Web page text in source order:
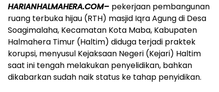
HARIANHALMAHERA.COM– pekerjaan pembangunan
ruang terbuka hijau (RTH) masjid Iqra Agung di Desa
Soagimalaha, Kecamatan Kota Maba, Kabupaten
Halmahera Timur (Haltim) diduga terjadi praktek
korupsi, menyusul Kejaksaan Negeri (Kejari) Haltim
saat ini tengah melakukan penyelidikan, bahkan
dikabarkan sudah naik status ke tahap penyidikan.